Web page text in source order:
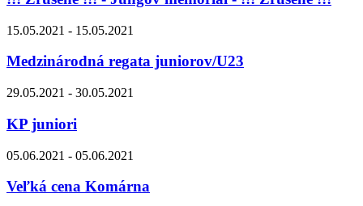
15.05.2021 - 15.05.2021
Medzinárodná regata juniorov/U23
29.05.2021 - 30.05.2021
KP juniori
05.06.2021 - 05.06.2021
Veľká cena Komárna